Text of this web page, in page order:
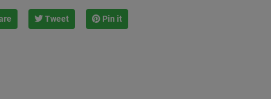
Tweet Pin it